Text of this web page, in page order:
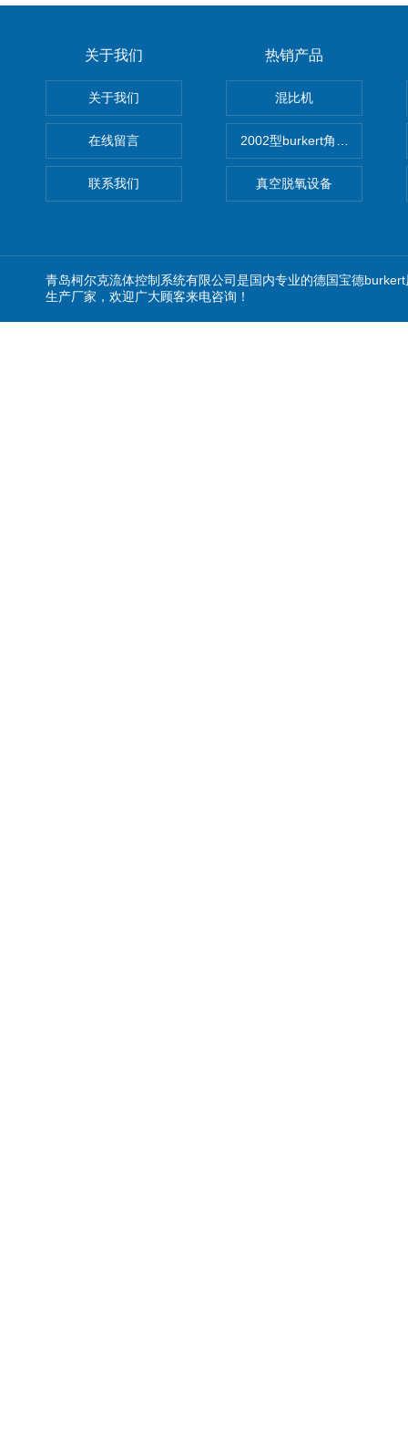
关于我们
关于我们
在线留言
联系我们
热销产品
混比机
2002型burkert角座阀
真空脱氧设备
青岛柯尔克流体控制系统有限公司是国内专业的德国宝德
生产厂家，欢迎广大顾客来电咨询！